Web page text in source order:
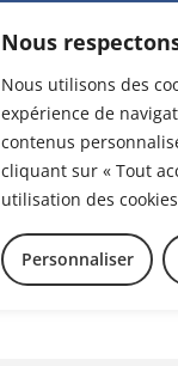
Nous
Nous utilisons des
expérience de
contenus
cliquant sur « Tout
utilisation des
Personnaliser